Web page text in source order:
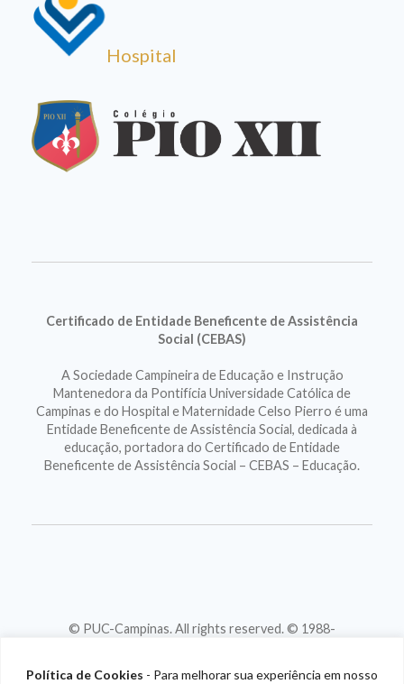
Política de Cookies - Para melhorar sua experiência em nosso
Hospital
Certificado de Entidade Beneficente de Assistência
Social (CEBAS)
A Sociedade Campineira de Educação e Instrução
Mantenedora da Pontifícia Universidade Católica de
Campinas e do Hospital e Maternidade Celso Pierro é uma
Entidade Beneficente de Assistência Social, dedicada à
educação, portadora do Certificado de Entidade
Beneficente de Assistência Social – CEBAS – Educação.
© PUC-Campinas. All rights reserved. © 1988-